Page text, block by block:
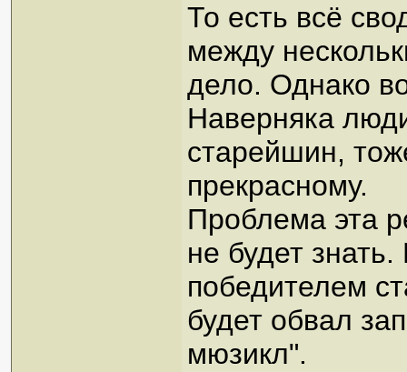
То есть всё
между
дело. Однако
Наверняка
старейшин,
прекрасному.
Проблема эта
не будет
победителем
будет обвал
мюзикл".